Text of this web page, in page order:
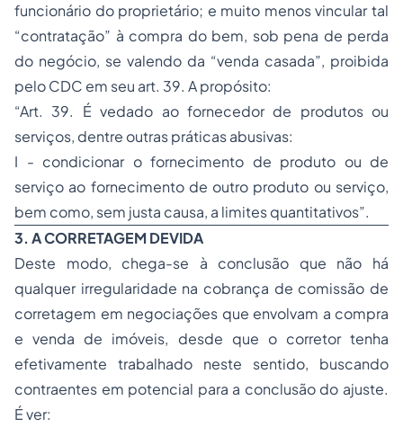
funcionário do proprietário; e muito menos vincular tal
“contratação” à compra do bem, sob pena de perda
do negócio, se valendo da “venda casada”, proibida
pelo CDC em seu art. 39. A propósito:
“Art. 39. É vedado ao fornecedor de produtos ou
serviços, dentre outras práticas abusivas:
I - condicionar o fornecimento de produto ou de
serviço ao fornecimento de outro produto ou serviço,
bem como, sem justa causa, a limites quantitativos”.
3. A CORRETAGEM DEVIDA
Deste modo, chega-se à conclusão que não há
qualquer irregularidade na cobrança de comissão de
corretagem em negociações que envolvam a compra
e venda de imóveis, desde que o corretor tenha
efetivamente trabalhado neste sentido, buscando
contraentes em potencial para a conclusão do ajuste.
É ver: